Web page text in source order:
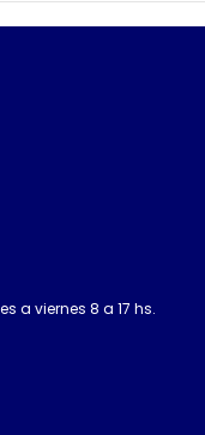
a viernes 8 a 17 hs.